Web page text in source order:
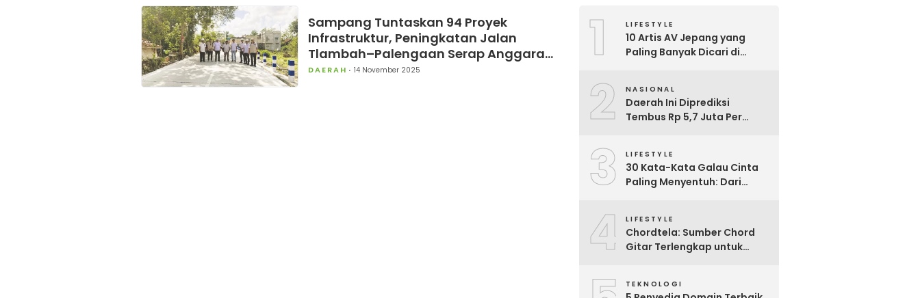
Sampang Tuntaskan 94 Proyek
Infrastruktur, Peningkatan Jalan
Tlambah–Palengaan Serap Anggaran
Tertinggi
DAERAH 14 November 2025 1 LIFESTYLE
10 Artis AV Jepang yang
Paling Banyak Dicari di
2 NASIONAL
Daerah Ini Diprediksi
Tembus Rp 5,7 Juta Per
Upah Minimum 2026
3 LIFESTYLE
30 Kata-Kata Galau Cinta
Paling Menyentuh: Dari
4 LIFESTYLE
Chordtela: Sumber Chord
Gitar Terlengkap untuk
TEKNOLOGI